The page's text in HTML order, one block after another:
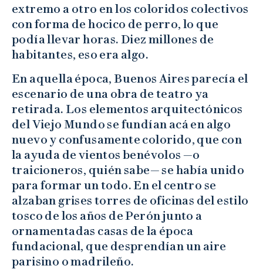
extremo a otro en los coloridos colectivos
con forma de hocico de perro, lo que
podía llevar horas. Diez millones de
habitantes, eso era algo.
En aquella época, Buenos Aires parecía el
escenario de una obra de teatro ya
retirada. Los elementos arquitectónicos
del Viejo Mundo se fundían acá en algo
nuevo y confusamente colorido, que con
la ayuda de vientos benévolos —o
traicioneros, quién sabe— se había unido
para formar un todo. En el centro se
alzaban grises torres de oficinas del estilo
tosco de los años de Perón junto a
ornamentadas casas de la época
fundacional, que desprendían un aire
parisino o madrileño.